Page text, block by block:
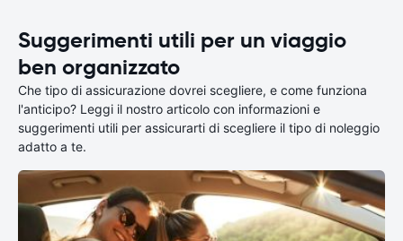
Suggerimenti utili per un viaggio
ben organizzato
Che tipo di assicurazione dovrei scegliere, e come funziona
l'anticipo? Leggi il nostro articolo con informazioni e
suggerimenti utili per assicurarti di scegliere il tipo di noleggio
adatto a te.